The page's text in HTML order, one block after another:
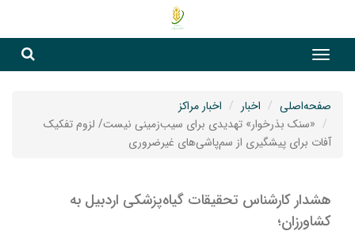
صفحه‌اصلی اخبار
اخبار مراکز
«سنک بذرخوار» تهدیدی برای سیب‌زمینی نیست/ لزوم تفکیک
آفات برای پیشگیری از سم‌پاشی‌های غیرضروری
هشدار کارشناس تحقیقات گیاه‌پزشکی اردبیل به
کشاورزان؛